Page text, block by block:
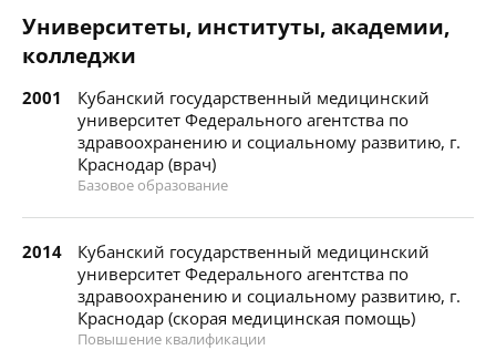
Университеты, институты, академии,
колледжи
2001
Кубанский государственный медицинский
университет Федерального агентства по
здравоохранению и социальному развитию, г.
Краснодар (врач)
Базовое образование
2014
Кубанский государственный медицинский
университет Федерального агентства по
здравоохранению и социальному развитию, г.
Краснодар (скорая медицинская помощь)
Повышение квалификации